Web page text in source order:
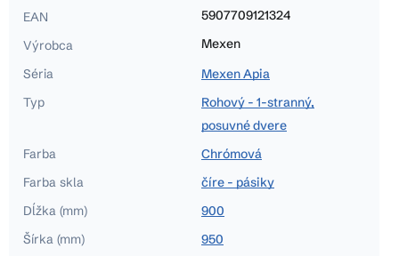
EAN
5907709121324
Výrobca
Mexen
Séria
Mexen Apia
Typ
Rohový - 1-stranný,
posuvné dvere
Farba
Chrómová
Farba skla
číre - pásiky
Dĺžka (mm)
900
Šírka (mm)
950